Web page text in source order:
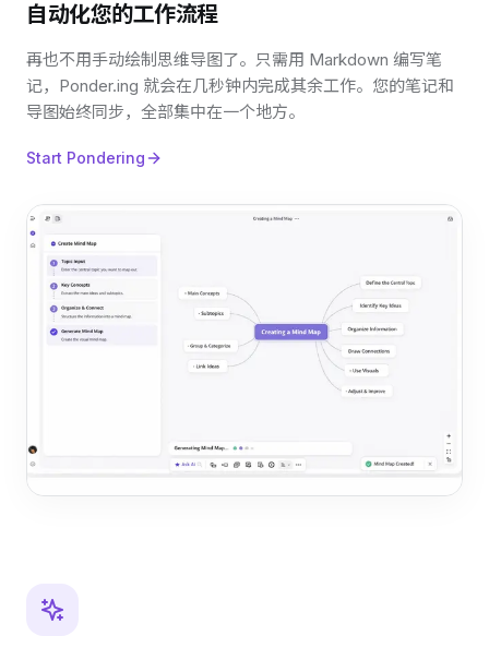
自动化您的工作流程
再也不用手动绘制思维导图了。只需用 Markdown 编写笔
记，Ponder.ing 就会在几秒钟内完成其余工作。您的笔记和
导图始终同步，全部集中在一个地方。
Start Pondering